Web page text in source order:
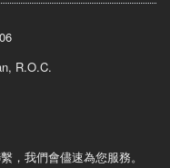
R.O.C.
，我們會儘速為您服務。